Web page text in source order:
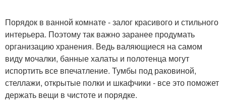
Порядок в ванной комнате - залог красивого и стильного
интерьера. Поэтому так важно заранее продумать
организацию хранения. Ведь валяющиеся на самом
виду мочалки, банные халаты и полотенца могут
испортить все впечатление. Тумбы под раковиной,
стеллажи, открытые полки и шкафчики - все это поможет
держать вещи в чистоте и порядке.